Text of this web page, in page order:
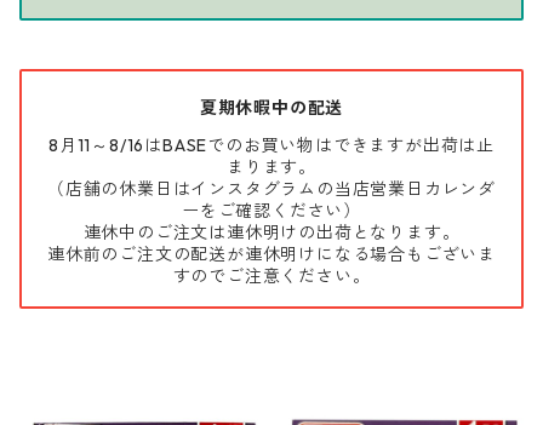
夏期休暇中の配送
8月11～8/16はBASEでのお買い物はできますが出荷は止
まります。
（店舗の休業日はインスタグラムの当店営業日カレンダ
ーをご確認ください）
連休中のご注文は連休明けの出荷となります。
連休前のご注文の配送が連休明けになる場合もございま
すのでご注意ください。